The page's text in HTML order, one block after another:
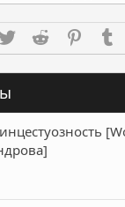
Twitter Reddit Pinterest